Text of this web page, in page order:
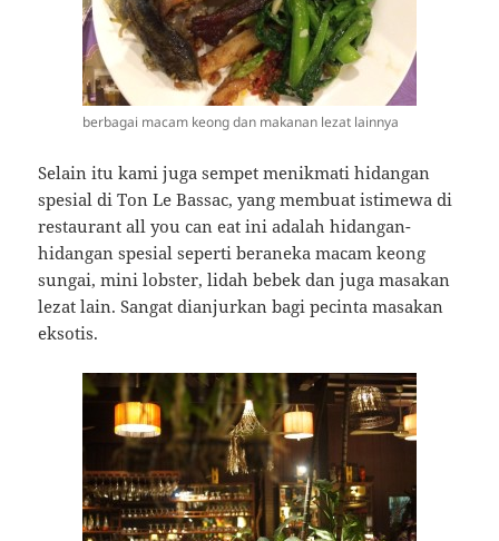
berbagai macam keong dan makanan lezat lainnya
Selain itu kami juga sempet menikmati hidangan
spesial di Ton Le Bassac, yang membuat istimewa di
restaurant all you can eat ini adalah hidangan-
hidangan spesial seperti beraneka macam keong
sungai, mini lobster, lidah bebek dan juga masakan
lezat lain. Sangat dianjurkan bagi pecinta masakan
eksotis.